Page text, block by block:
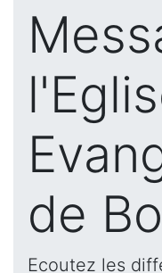
de
Ecoutez les